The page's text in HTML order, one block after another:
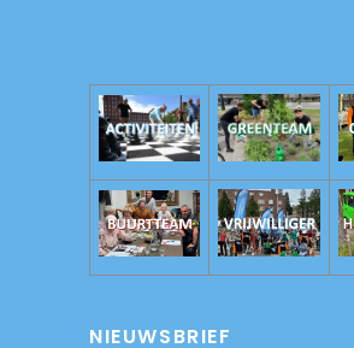
NIEUWSBRIEF